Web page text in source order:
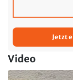
Jetzt
Video